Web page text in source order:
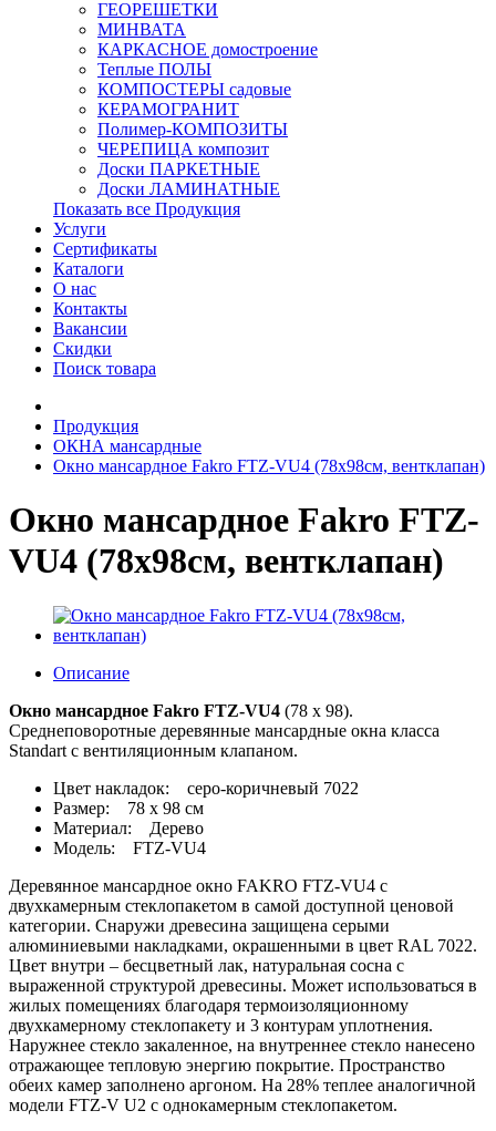
ГЕОРЕШЕТКИ
МИНВАТА
КАРКАСНОЕ домостроение
Теплые ПОЛЫ
КОМПОСТЕРЫ садовые
КЕРАМОГРАНИТ
Полимер-КОМПОЗИТЫ
ЧЕРЕПИЦА композит
Доски ПАРКЕТНЫЕ
Доски ЛАМИНАТНЫЕ
Показать все Продукция
Услуги
Сертификаты
Каталоги
О нас
Контакты
Вакансии
Скидки
Поиск товара
Продукция
ОКНА мансардные
Окно мансардное Fakro FTZ-VU4 (78x98см, вентклапан)
Окно мансардное Fakro FTZ-
VU4 (78x98см, вентклапан)
Описание
Окно мансардное Fakro FTZ-VU4 (78 x 98).
Среднеповоротные деревянные мансардные окна класса
Standart с вентиляционным клапаном.
Цвет накладок: серо-коричневый 7022
Размер: 78 х 98 см
Материал: Дерево
Модель: FTZ-VU4
Деревянное мансардное окно FAKRO FTZ-VU4 с
двухкамерным стеклопакетом в самой доступной ценовой
категории. Снаружи древесина защищена серыми
алюминиевыми накладками, окрашенными в цвет RAL 7022.
Цвет внутри – бесцветный лак, натуральная сосна с
выраженной структурой древесины. Может использоваться в
жилых помещениях благодаря термоизоляционному
двухкамерному стеклопакету и 3 контурам уплотнения.
Наружнее стекло закаленное, на внутреннее стекло нанесено
отражающее тепловую энергию покрытие. Пространство
обеих камер заполнено аргоном. На 28% теплее аналогичной
модели FTZ-V U2 с однокамерным стеклопакетом.